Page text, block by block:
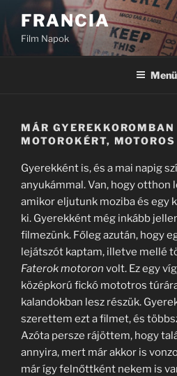
Tartalomhoz
FRANCIA
Film Napok
Menü
MÁR
MOTOROKÉRT,
Gyerekként is, és a mai napig
anyukámmal. Van, hogy otthon
amikor eljutunk moziba és egy
ki. Gyerekként még inkább
filmezünk. Főleg azután, hogy
lejátszót kaptam, illetve mellé
Faterok motoron volt. Ez egy
középkorú fickó mototros
kalandokban lesz részük.
szerettem ezt a filmet, és
Azóta persze rájöttem, hogy
annyira, mert már akkor is
már így felnőttként nekem is